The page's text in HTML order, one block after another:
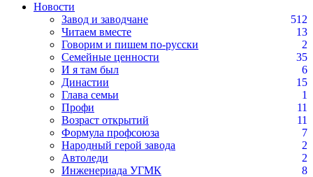
Новости
Завод и заводчане
512
Читаем вместе
13
Говорим и пишем по-русски
2
Семейные ценности
35
И я там был
6
Династии
15
Глава семьи
1
Профи
11
Возраст открытий
11
Формула профсоюза
7
Народный герой завода
2
Автоледи
2
Инженериада УГМК
8